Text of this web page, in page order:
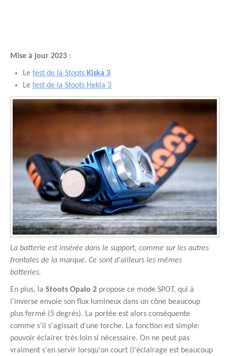
Mise à jour 2023 :
Le test de la Stoots Kiska 3
Le test de la Stoots Hekla 3
La batterie est insérée dans le support, comme sur les autres
frontales de la marque. Ce sont d'ailleurs les mêmes
batteries.
En plus, la Stoots Opalo 2 propose ce mode SPOT, qui à
l'inverse envoie son flux lumineux dans un cône beaucoup
plus fermé (5 degrés). La portée est alors conséquente
comme s'il s'agissait d'une torche. La fonction est simple:
pouvoir éclairer très loin si nécessaire. On ne peut pas
vraiment s'en servir lorsqu'on court (l'éclairage est beaucoup